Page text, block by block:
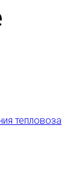
тепловоза